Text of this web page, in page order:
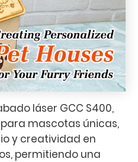
láser GCC S400,
mascotas únicas,
y creatividad en
permitiendo una